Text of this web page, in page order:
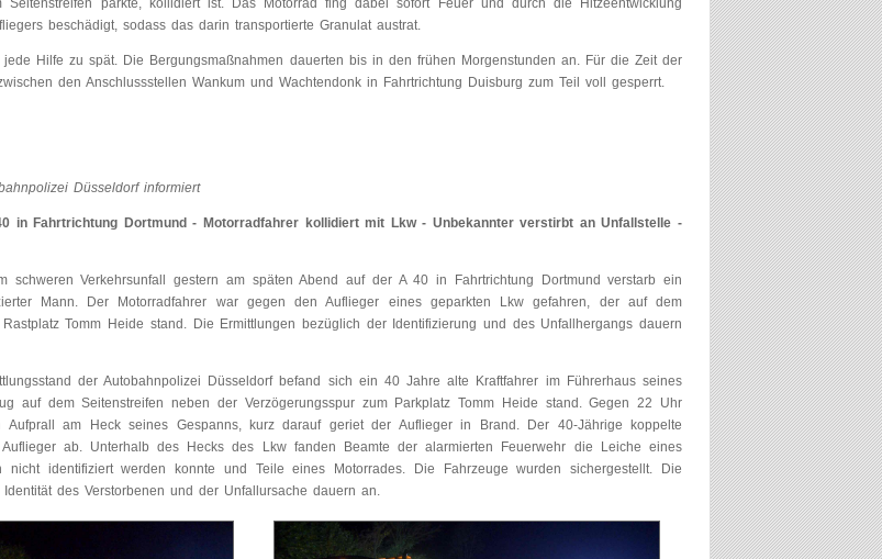
Seitenstreifen parkte, kollidiert ist. Das Motorrad fing dabei sofort Feuer und durch die Hitzeentwicklung
beschädigt, sodass das darin transportierte Granulat austrat.
jede Hilfe zu spät. Die Bergungsmaßnahmen dauerten bis in den frühen Morgenstunden an. Für die Zeit der
den Anschlussstellen Wankum und Wachtendonk in Fahrtrichtung Duisburg zum Teil voll gesperrt.
Düsseldorf informiert
in Fahrtrichtung Dortmund - Motorradfahrer kollidiert mit Lkw - Unbekannter verstirbt an Unfallstelle -
Verkehrsunfall gestern am späten Abend auf der A 40 in Fahrtrichtung Dortmund verstarb ein
Mann. Der Motorradfahrer war gegen den Auflieger eines geparkten Lkw gefahren, der auf dem
Tomm Heide stand. Die Ermittlungen bezüglich der Identifizierung und des Unfallhergangs dauern
der Autobahnpolizei Düsseldorf befand sich ein 40 Jahre alte Kraftfahrer im Führerhaus seines
auf dem Seitenstreifen neben der Verzögerungsspur zum Parkplatz Tomm Heide stand. Gegen 22 Uhr
Aufprall am Heck seines Gespanns, kurz darauf geriet der Auflieger in Brand. Der 40-Jährige koppelte
ab. Unterhalb des Hecks des Lkw fanden Beamte der alarmierten Feuerwehr die Leiche eines
identifiziert werden konnte und Teile eines Motorrades. Die Fahrzeuge wurden sichergestellt. Die
des Verstorbenen und der Unfallursache dauern an.